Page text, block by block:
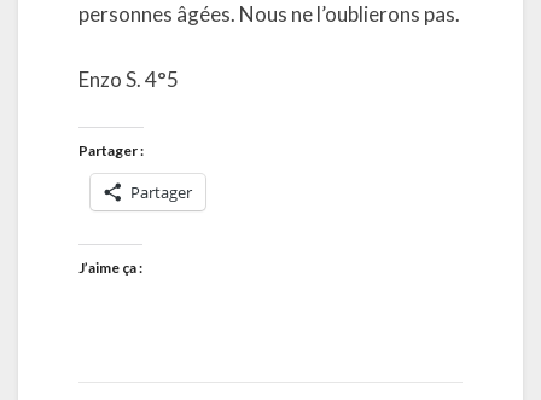
personnes âgées. Nous ne l’oublierons pas.
Enzo S. 4°5
Partager :
Partager
J’aime ça :